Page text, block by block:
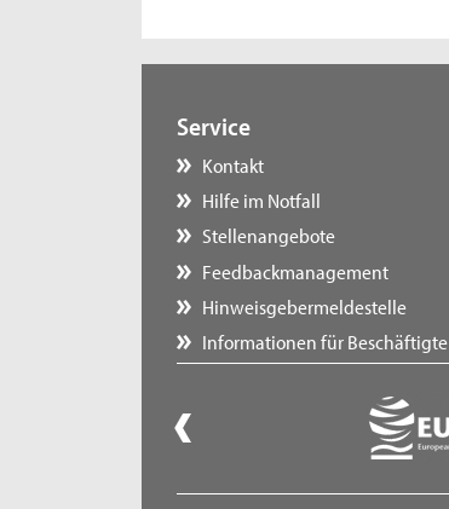
Service
Kontakt
Hilfe im Notfall
Stellenangebote
Feedbackmanagement
Hinweisgebermeldestelle
Informationen für Beschäftigte